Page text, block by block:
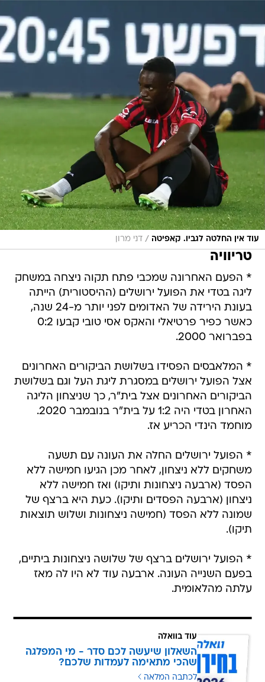
עוד אין החלטה לגביו. קאפיטה / דני מרון
טריוויה
* הפעם האחרונה שמכבי פתח תקוה ניצחה במשחק
ליגה בטדי את הפועל ירושלים (ההיסטורית) הייתה
בעונת הירידה של האדומים לפני יותר מ-24 שנה,
כאשר כפיר פרטיאלי והאקס אסי טובי קבעו 0:2
בפברואר 2000.
* המלאבסים הפסידו בשלושת הביקורים האחרונים
אצל הפועל ירושלים במסגרת ליגת העל וגם בשלושת
הביקורים האחרונים אצל בית"ר, כך שניצחון הליגה
האחרון בטדי היה 1:2 על בית"ר בנובמבר 2020.
מוחמד הינדי הכריע אז.
* הפועל ירושלים החלה את העונה עם תשעה
משחקים ללא ניצחון, לאחר מכן הגיעו חמישה ללא
הפסד (ארבעה ניצחונות ותיקו) ואז חמישה ללא
ניצחון (ארבעה הפסדים ותיקו). כעת היא ברצף של
שמונה ללא הפסד (חמישה ניצחונות ושלוש תוצאות
תיקו).
* הפועל ירושלים ברצף של שלושה ניצחונות ביתיים,
בפעם השנייה העונה. ארבעה עוד לא היו לה מאז
עלתה מהלאומית.
עוד בוואלה
השאלון שיעשה לכם סדר - מי המפלגה
שהכי מתאימה לעמדות שלכם?
לכתבה המלאה